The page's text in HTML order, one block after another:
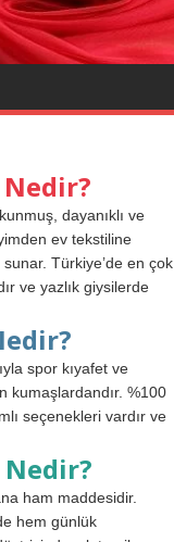
dayanıklı ve
ev tekstiline
Türkiye’de en çok
ve yazlık giysilerde
spor kıyafet ve
kumaşlardandır. %100
seçenekleri vardır ve
ham maddesidir.
hem günlük